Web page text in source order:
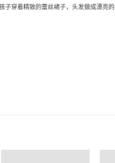
子穿着精致的蕾丝裙子，头发做成漂亮